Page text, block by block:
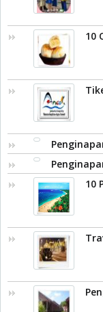
10
10